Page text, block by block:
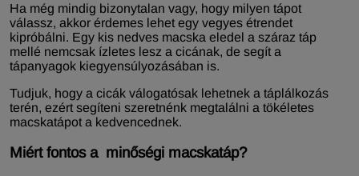
Ha még mindig bizonytalan vagy, hogy milyen tápot
válassz, akkor érdemes lehet egy vegyes étrendet
kipróbálni. Egy kis nedves macska eledel a száraz táp
mellé nemcsak ízletes lesz a cicának, de segít a
tápanyagok kiegyensúlyozásában is.
Tudjuk, hogy a cicák válogatósak lehetnek a táplálkozás
terén, ezért segíteni szeretnénk megtalálni a tökéletes
macskatápot a kedvencednek.
Miért fontos a minőségi macskatáp?